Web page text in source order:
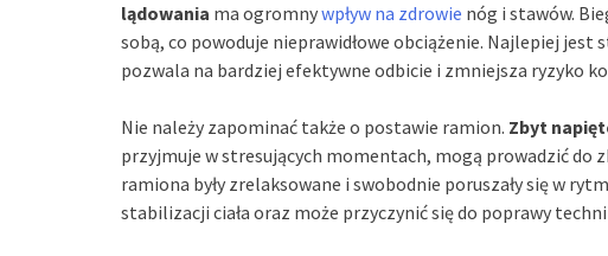
lądowania ma ogromnywpływ na zdrowie nóg i stawów.
sobą, co powoduje nieprawidłowe obciążenie. Najlepiej jest
pozwala na bardziej efektywne odbicie i zmniejsza ryzyko
Nie należy zapominać także o postawie ramion. Zbyt
przyjmuje w stresujących momentach, mogą prowadzić do
ramiona były zrelaksowane i swobodnie poruszały się w
stabilizacji ciała oraz może przyczynić się do poprawy